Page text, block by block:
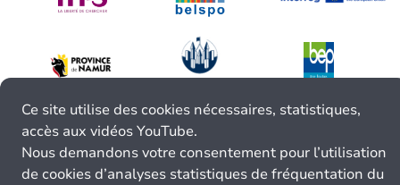
Ce site utilise des cookies nécessaires, statistiques,
accès aux vidéos YouTube.
Nous demandons votre consentement pour l’utilisation
de cookies d’analyses statistiques de fréquentation du